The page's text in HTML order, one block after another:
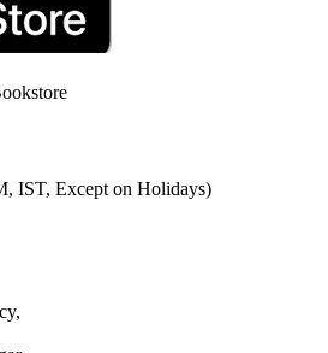
IST, Except on Holidays)